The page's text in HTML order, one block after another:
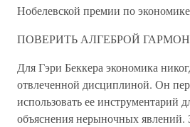
Нобелевской премии по
ПОВЕРИТЬ АЛГЕБРОЙ
Для Гэри Беккера экономика
отвлеченной дисциплиной. Он
использовать ее инструментарий
объяснения нерыночных явлений.